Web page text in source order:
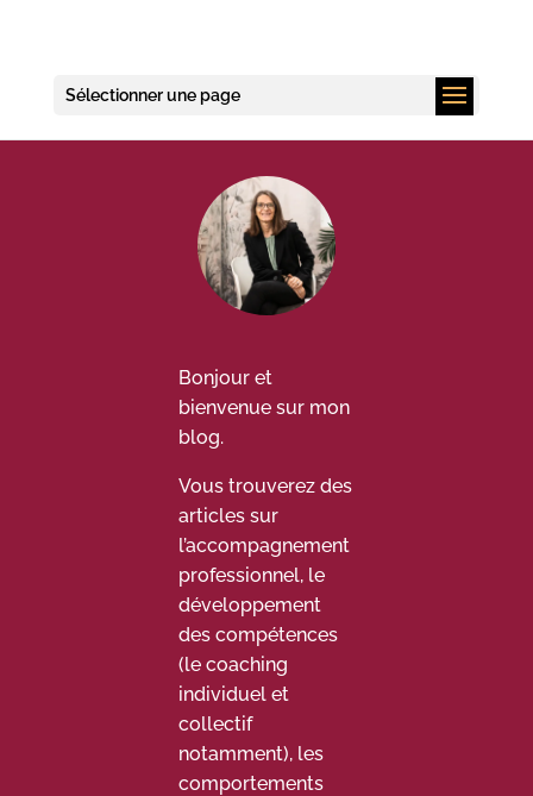
Sélectionner une page
Bonjour et
bienvenue sur mon
blog.
Vous trouverez des
articles sur
l’accompagnement
professionnel, le
développement
des compétences
(le coaching
individuel et
collectif
notamment), les
comportements